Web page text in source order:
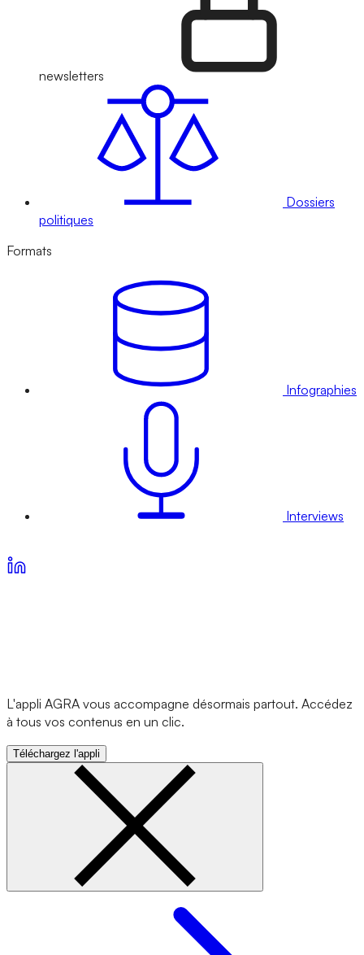
newsletters
Dossiers
politiques
Formats
Infographies
Interviews
L'appli AGRA vous accompagne désormais partout. Accédez
à tous vos contenus en un clic.
Téléchargez l'appli